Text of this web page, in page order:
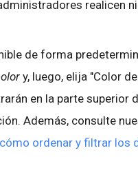
realicen
de forma
y, luego, elija "Color
en la parte superior
Además, consulte
cómo ordenar y filtrar los